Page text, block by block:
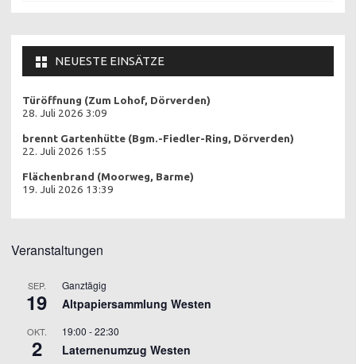
NEUESTE EINSÄTZE
Türöffnung (Zum Lohof, Dörverden)
28. Juli 2026 3:09
brennt Gartenhütte (Bgm.-Fiedler-Ring, Dörverden)
22. Juli 2026 1:55
Flächenbrand (Moorweg, Barme)
19. Juli 2026 13:39
Veranstaltungen
SEP.
19
Ganztägig
Altpapiersammlung Westen
OKT.
2
19:00 -22:30
Laternenumzug Westen